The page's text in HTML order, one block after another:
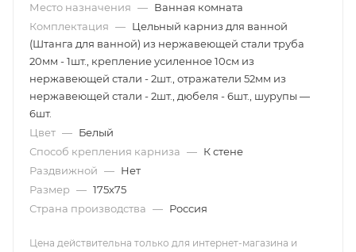
Место назначения — Ванная комната
Комплектация — Цельный карниз для ванной
(Штанга для ванной) из нержавеющей стали труба
20мм - 1шт., крепление усиленное 10см из
нержавеющей стали - 2шт., отражатели 52мм из
нержавеющей стали - 2шт., дюбеля - 6шт., шурупы —
6шт.
Цвет — Белый
Способ крепления карниза — К стене
Раздвижной — Нет
Размер — 175х75
Страна производства — Россия
Цена действительна только для интернет-магазина и